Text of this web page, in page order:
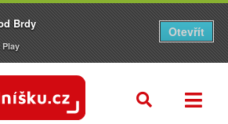
Brdy
Otevřít